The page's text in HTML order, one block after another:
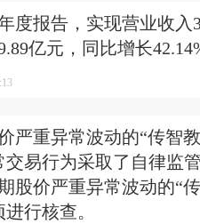
度报告，实现营业收
亿元，同比增长
严重异常波动的“传智
交易行为采取了自律监
股价严重异常波动的“
行核查。